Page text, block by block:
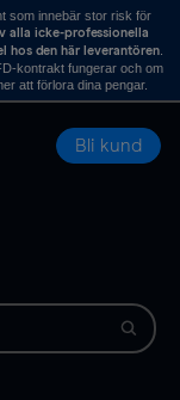
som innebär stor risk för
alla icke-professionella
hos den här leverantören.
kontrakt fungerar och om
att förlora dina pengar.
Bli kund